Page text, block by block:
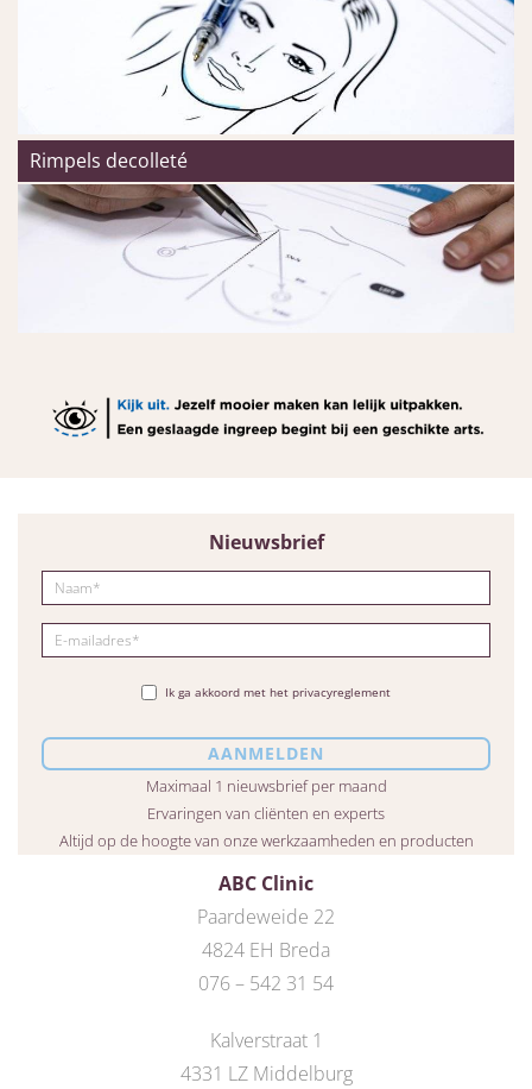
Rimpels decolleté
ABC Clinic
Paardeweide 22
4824 EH Breda
076 – 542 31 54
Kalverstraat 1
4331 LZ Middelburg
Nieuwsbrief
Ik ga akkoord met het privacyreglement
Maximaal 1 nieuwsbrief per maand
Ervaringen van cliënten en experts
Altijd op de hoogte van onze werkzaamheden en producten